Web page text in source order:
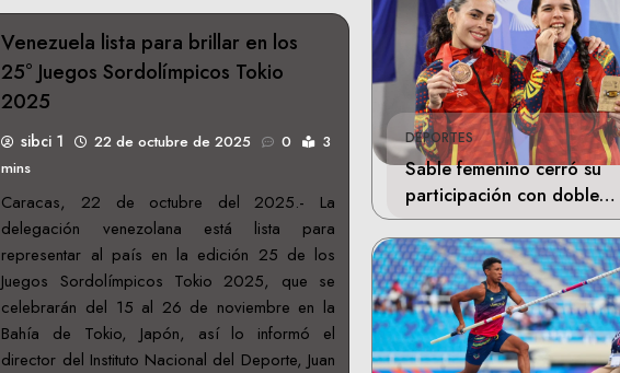
DEPORTES
Sable femenino cerró su
participación con doble
bronce en Santo Domingo
Venezuela lista para brillar en los
25° Juegos Sordolímpicos Tokio
2025
sibci 1 22 de octubre de 2025 0
3
mins
Caracas, 22 de octubre del 2025.- La
delegación venezolana está lista para
representar al país en la edición 25 de los
Juegos Sordolímpicos Tokio 2025, que se
celebrarán del 15 al 26 de noviembre en la
Bahía de Tokio, Japón, así lo informó el
director del Instituto Nacional del Deporte, Juan